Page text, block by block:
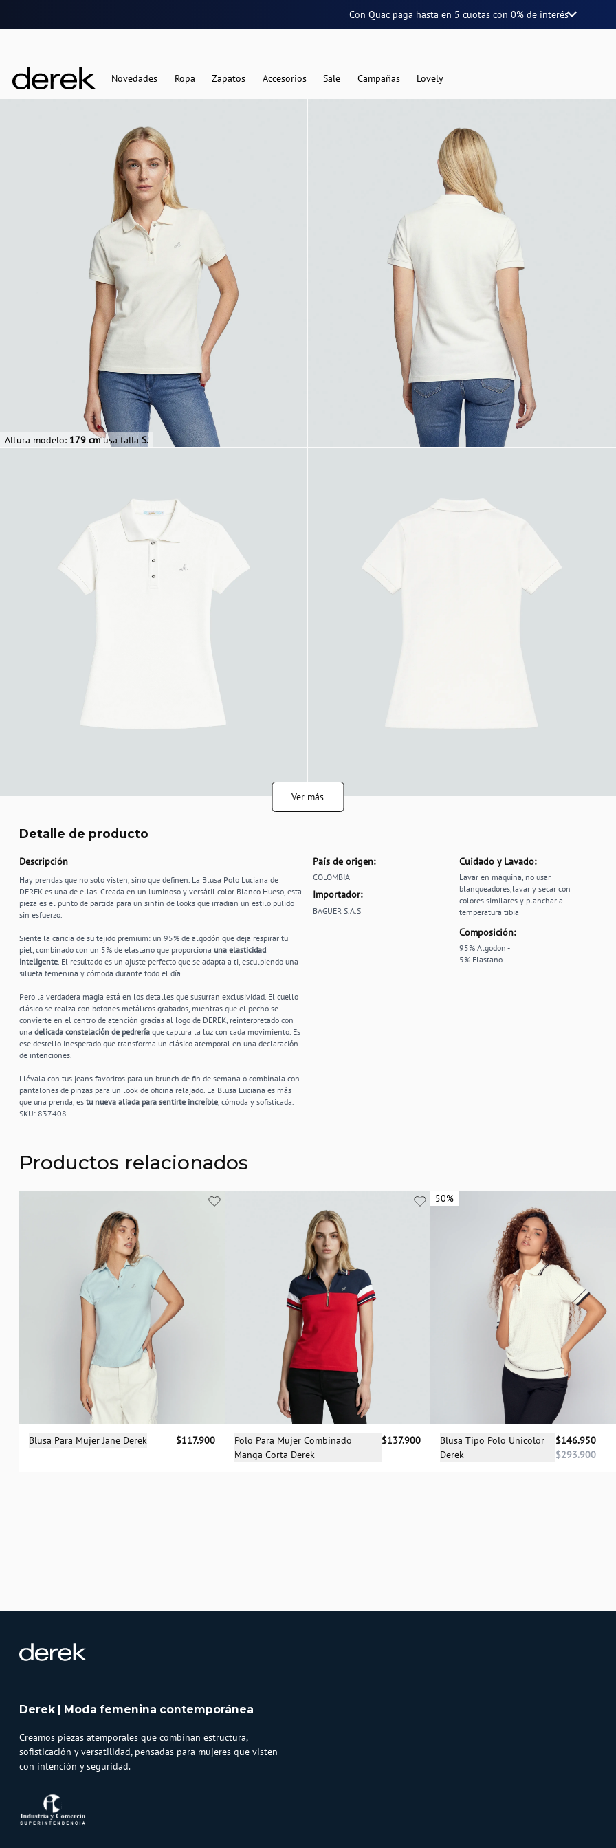
Con Quac paga hasta en 5 cuotascon 0% de interés
Novedades Ropa Zapatos Accesorios Sale Campañas Lovely
Altura modelo: 179 cmusa talla S.
Ver más
Detalle de producto
Descripción
Hay prendas que no solo visten, sino que definen. La Blusa Polo Luciana de
DEREK es una de ellas. Creada en un luminoso y versátil color Blanco Hueso, esta
pieza es el punto de partida para un sinfín de looks que irradian un estilo pulido
sin esfuerzo.
Siente la caricia de su tejido premium: un 95% de algodón que deja respirar tu
piel, combinado con un 5% de elastano que proporciona una elasticidad
inteligente . El resultado es un ajuste perfecto que se adapta a ti, esculpiendo una
silueta femenina y cómoda durante todo el día.
Pero la verdadera magia está en los detalles que susurran exclusividad. El cuello
clásico se realza con botones metálicos grabados, mientras que el pecho se
convierte en el centro de atención gracias al logo de DEREK, reinterpretado con
una delicada constelación de pedrería que captura la luz con cada movimiento. Es
ese destello inesperado que transforma un clásico atemporal en una declaración
de intenciones.
Llévala con tus jeans favoritos para un brunch de fin de semana o combínala con
pantalones de pinzas para un look de oficina relajado. La Blusa Luciana es más
que una prenda, es tu nueva aliada para sentirte increíble , cómoda y sofisticada.
SKU: 837408.
País de origen:
COLOMBIA
Importador:
BAGUER S.A.S
Cuidado y Lavado:
Lavar en máquina, no usar
blanqueadores,lavar y secar con
colores similares y planchar a
temperatura tibia
Composición:
95% Algodon -
5% Elastano
Productos relacionados
Selecciona una talla
Blusa Para Mujer Jane Derek $117.900 Selecciona una talla
Polo Para Mujer Combinado
Manga Corta Derek
$137.900
50%
50%
Selecciona una talla
Blusa Tipo Polo Unicolor
Derek
$146.950
$293.900
Derek | Moda femenina contemporánea
Creamos piezas atemporales que combinan estructura,
sofisticación y versatilidad, pensadas para mujeres que visten
con intención y seguridad.